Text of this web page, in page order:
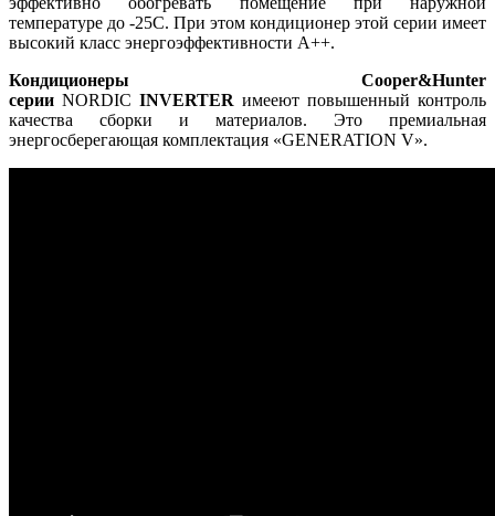
температуре до -25С. При этом кондиционер этой серии имеет
высокий класс энергоэффективности A++.
Кондиционеры Cooper&Hunter
серии NORDIC INVERTER имееют повышенный контроль
качества сборки и материалов. Это премиальная
энергосберегающая комплектация «GENERATION V».